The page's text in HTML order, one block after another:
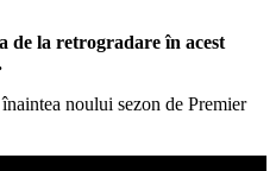
de la retrogradare în acest
noului sezon de Premier